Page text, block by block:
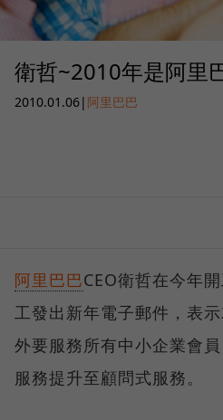
衛哲~2010年是阿里
2010.01.06| 阿里巴巴
阿里巴巴CEO衛哲在今年
工發出新年電子郵件，表
外要服務所有中小企業會
服務提升至顧問式服務。